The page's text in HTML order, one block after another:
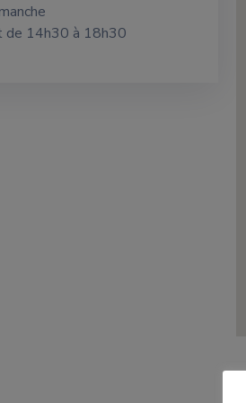
de 14h30 à 18h30